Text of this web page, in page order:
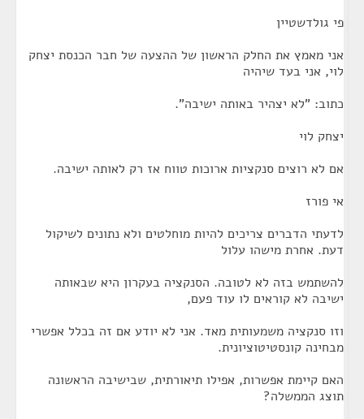
פי גולדשטיין
אני מאמץ את החלק הראשון של ההצעה של חבר הכנסת יצחק
לוי, אני בעד שיהיה
כתוב: "לא יצהיר באותה ישיבה".
יצחק לוי
אם לא רוצים סנקציות ארוכות טווח אז רק לאותה ישיבה.
אי פורז
לדעתי הדברים צריכים להיות מוחלטים ולא נתונים לשיקול
דעת. אחרת מישהו עלול
להשתמש בזה לא לטובה. הסנקציה בעקרון היא שבאותה
ישיבה לא קוראים לו עוד פעם,
וזו סנקציה משמעותית מאד. אני לא יודע אם זה בכלל אפשרי
מבחינה קונסטיטוציונית.
האם קיימת אפשרות, אפילו תיאורתית, שבישיבה הראשונה
תוצג הממשלה?